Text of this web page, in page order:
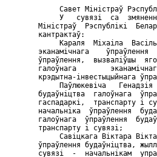
Савет Мiнiстраў
У   сувязi  са
Мiнiстраў  Рэспублiкi
кантрактаў:
Караля  Мiхаiла
эканамiчнага    ўпраўлення
ўпраўлення,  вызвалiўшы
галоўнага
крэдытна-iнвестыцыйнага
Паўлюкевiча   Генадзiя
будаўнiцтва  галоўнага
гаспадаркi,  транспарту i
начальнiка  ўпраўлення
галоўнага  ўпраўлення
транспарту i сувязi;
Савiцкага Вiктара
ўпраўлення будаўнiцтва,
сувязi  -  начальнiкам